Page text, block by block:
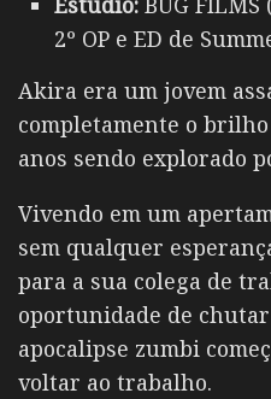
2º OP e ED de
Akira era um jovem
completamente o
anos sendo explorado
Vivendo em um
sem qualquer
para a sua colega de
oportunidade de
apocalipse zumbi
voltar ao trabalho.